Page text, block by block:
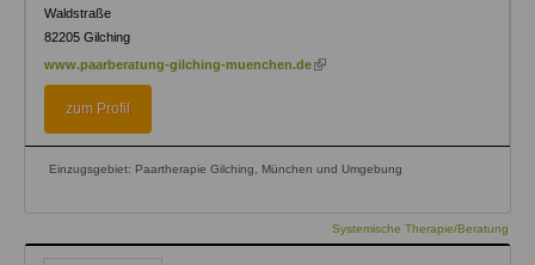
Waldstraße
82205 Gilching
www.paarberatung-gilching-muenchen.de (link
zum Profil
Einzugsgebiet: Paartherapie Gilching, München und Umgebung
Systemische Therapie/Beratung